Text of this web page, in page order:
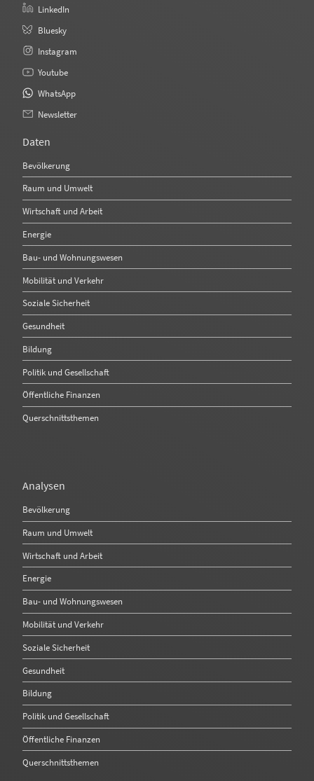
LinkedIn
Bluesky
Instagram
Youtube
WhatsApp
Newsletter
Daten
Bevölkerung
Raum und Umwelt
Wirtschaft und Arbeit
Energie
Bau- und Wohnungswesen
Mobilität und Verkehr
Soziale Sicherheit
Gesundheit
Bildung
Politik und Gesellschaft
Öffentliche Finanzen
Querschnittsthemen
Analysen
Bevölkerung
Raum und Umwelt
Wirtschaft und Arbeit
Energie
Bau- und Wohnungswesen
Mobilität und Verkehr
Soziale Sicherheit
Gesundheit
Bildung
Politik und Gesellschaft
Öffentliche Finanzen
Querschnittsthemen